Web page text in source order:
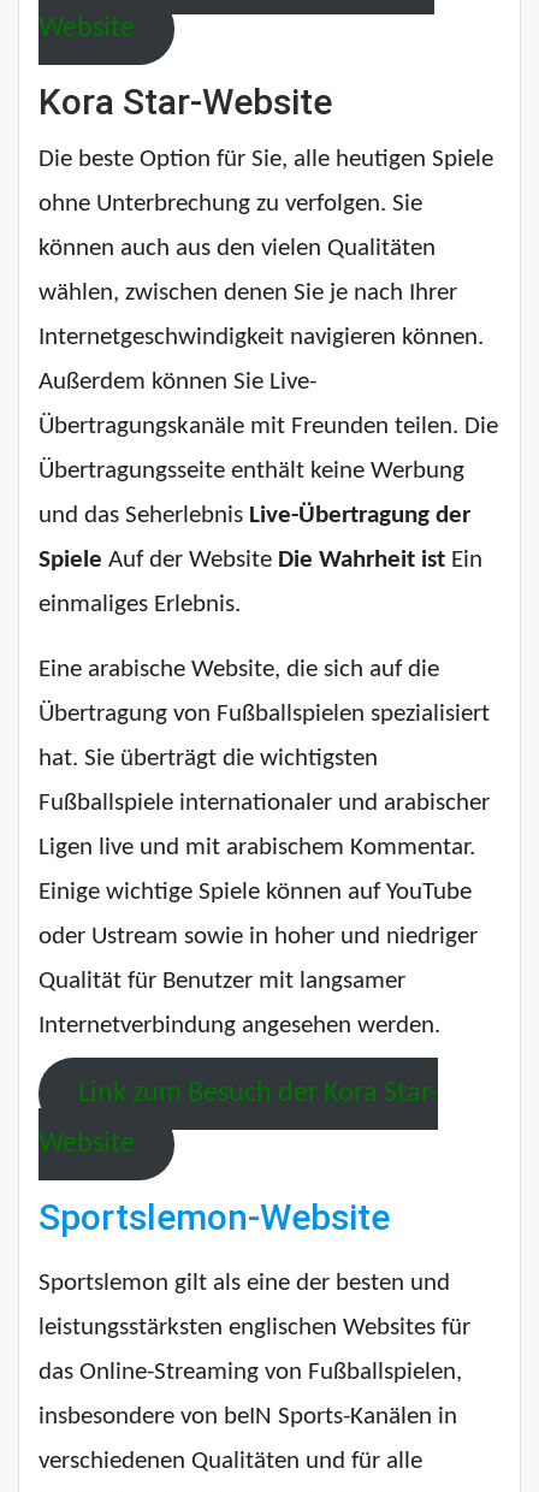
Website
Kora Star-Website
Die beste Option für Sie, alle heutigen Spiele
ohne Unterbrechung zu verfolgen. Sie
können auch aus den vielen Qualitäten
wählen, zwischen denen Sie je nach Ihrer
Internetgeschwindigkeit navigieren können.
Außerdem können Sie Live-
Übertragungskanäle mit Freunden teilen. Die
Übertragungsseite enthält keine Werbung
und das Seherlebnis Live-Übertragung der
Spiele Auf der Website Die Wahrheit ist Ein
einmaliges Erlebnis.
Eine arabische Website, die sich auf die
Übertragung von Fußballspielen spezialisiert
hat. Sie überträgt die wichtigsten
Fußballspiele internationaler und arabischer
Ligen live und mit arabischem Kommentar.
Einige wichtige Spiele können auf YouTube
oder Ustream sowie in hoher und niedriger
Qualität für Benutzer mit langsamer
Internetverbindung angesehen werden.
Link zum Besuch der Kora Star-
Website
Sportslemon-Website
Sportslemon gilt als eine der besten und
leistungsstärksten englischen Websites für
das Online-Streaming von Fußballspielen,
insbesondere von beIN Sports-Kanälen in
verschiedenen Qualitäten und für alle